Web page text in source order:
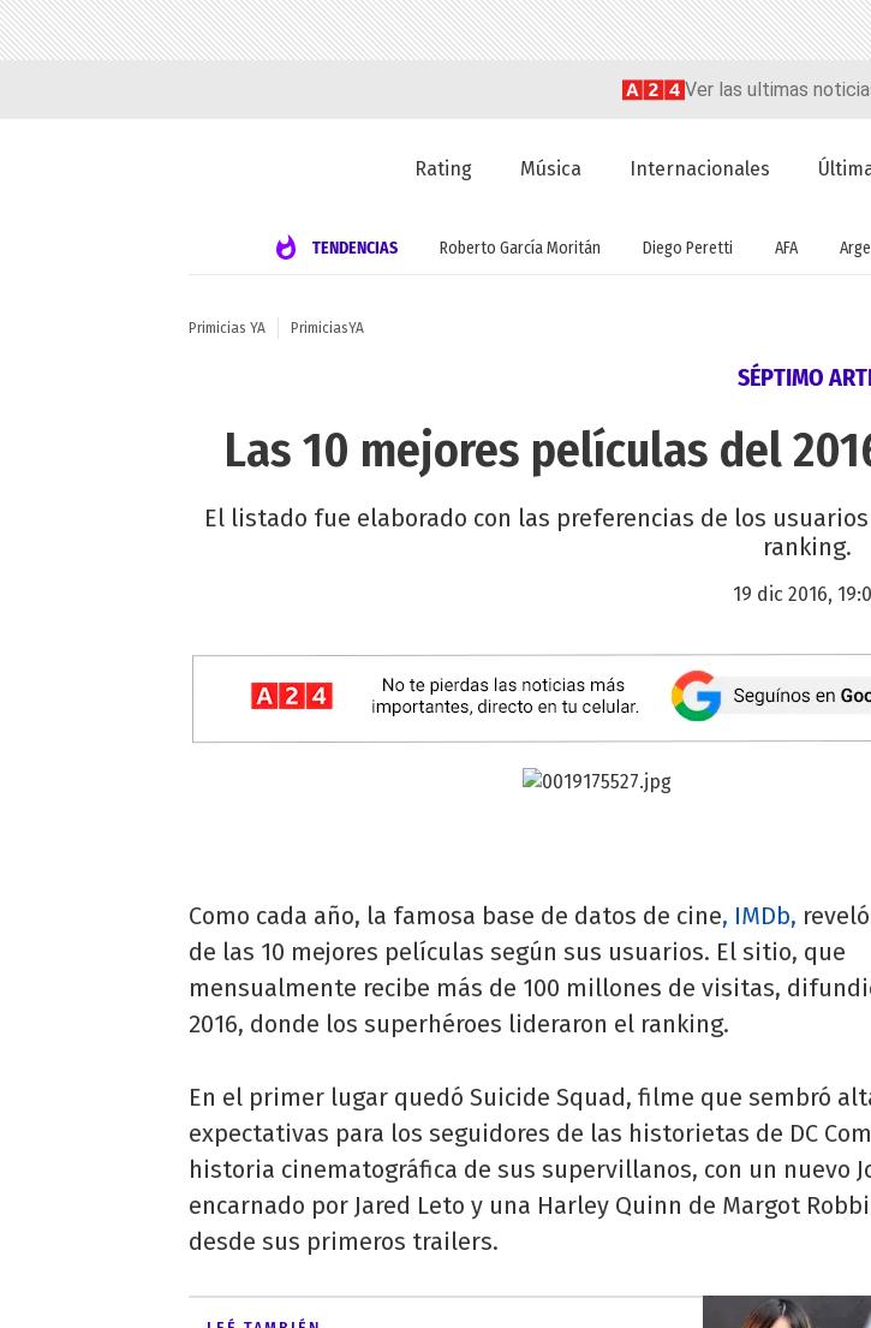
Ver las ultimas
Rating Música Internacionales
TENDENCIAS Roberto García Moritán Diego Peretti AFA
Primicias YA PrimiciasYA
SÉPTIMO
Las 10 mejores películas del
El listado fue elaborado con las preferencias de los
ranking.
19 dic 2016,
Como cada año, la famosa base de datos de cine, IMDb,
de las 10 mejores películas según sus usuarios. El sitio, que
mensualmente recibe más de 100 millones de visitas,
2016, donde los superhéroes lideraron el ranking.
En el primer lugar quedó Suicide Squad, filme que sembró
expectativas para los seguidores de las historietas de DC
historia cinematográfica de sus supervillanos, con un nuevo
encarnado por Jared Leto y una Harley Quinn de Margot
desde sus primeros trailers.